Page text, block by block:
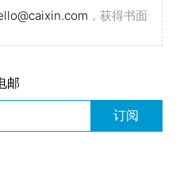
，获得书面
邮
订阅